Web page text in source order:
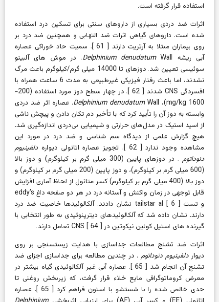
استفاده قرار گرفته است.
اثرات ضد دردیبسیاری از داروهای سنتی برای تسکین درد استفاده
شده است. داروهای گیاهی اثرات ضد التهابی و همچنین ضد درد بر
روی بیماران مبتلا به آرتریت دارند [ 61]. سمیت حاد خوراکی عصاره
آبی ریشه
Delphinium denudatumWall. در موش های آلبینو
سوئیسی تعیین شد. دوزهای تا 14000 میلی گرم/کیلوگرم باعث مرگ
نشدند، اما باعث رفتار فیزیکی غیرطبیعی به مدت 6 ساعت همراه با
افسردگی CNS شدند [
62
]. در چهار سطح دوز مورد استفاده (200-
1600 mg/kg)،
Delphinium denudatumWall. عصاره اثر ضد دردی
وابسته به دوز آن را تأیید کرد که با تأخیر دم تکان دادن و پیچش ناشی
از اسید استیک در مدل‌های حرارتی و شیمیایی بی‌دردی اندازه‌گیری شد.
هیچ گزارش علمی از دیدگاه سم شناسی و ضد درد در مورد این
مشاهده وجود ندارد [62 ]. تجویز عصاره اتانولی دیواره دلفینیوم
دنوداتوم
. در دوزهای پایین (300 میلی گرم بر کیلوگرم) و دوز بالا
(600 میلی گرم بر کیلوگرم)، و دوز پایین (200 میلی گرم بر کیلوگرم) و
دوز بالا (400 میلی گرم بر کیلوگرم) کسر متانول از لحاظ آماری افزایش
قابل توجهی در زمان واکنش و آستانه درد در هر دو صفحه داغ eddy’s
و تست tailstar al [
6
] نشان دادند. آلکالوئیدها خاصیت ضد درد
دارند. نشان داده شد که آلکالوئیدهای دیترپنوئیدی به طور انتخابی با
گیرنده های استیل کولین نیکوتین در CNS [ 64] تعامل دارند.
اثرات ضد تشنج مطالعات جداسازی با هدایت زیستسنجی بر روی
دیوار دلفینیوم دنوداتوم. در چندین مطالعه برای جداسازی اجزای ضد
تشنج آن انجام شد [ 65]. عصاره آبی غیر آلکالوئیدی گیاه بیشتر در
معرض کروماتوگرافی مایع خلاء قرار گرفت، که زیربخش روغنی تا
حدی خالص شده را با شستشو با استون فراهم کرد [ 65 ]. عصاره